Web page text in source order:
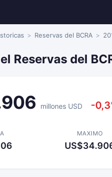
Reservas del BCRA
Reservas del
millones USD -
MAXIMO